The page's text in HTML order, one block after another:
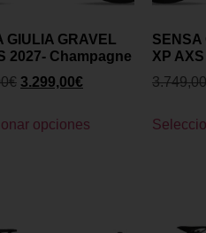
GIULIA GRAVEL
2027- Champagne
€ 3.299,00€
opciones
SENSA
XP
3.749,00